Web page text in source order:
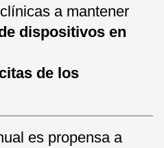
a mantener
dispositivos en
de los
es propensa a